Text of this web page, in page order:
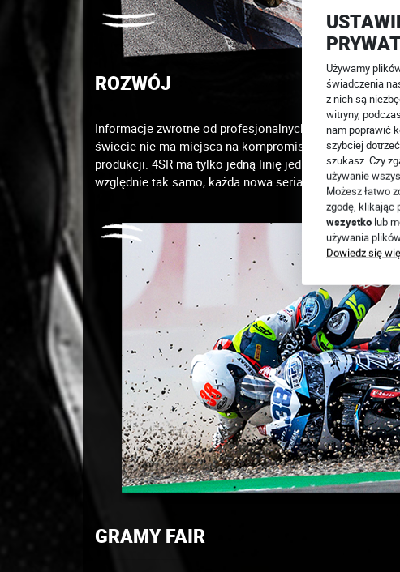
Używamy
świadczenia
z nich są
witryny,
nam poprawić
szybciej
szukasz. Czy
używanie
Możesz łatwo
zgodę, klikając
wszystko lub
używania
Dowiedz się
ROZWÓJ
Informacje zwrotne od profesjonalnych kierowców to
świecie nie ma miejsca na kompromis. Dlatego ściśle
produkcji. 4SR ma tylko jedną linię jednoczęściowego
względnie tak samo, każda nowa seria jest nieco
GRAMY FAIR